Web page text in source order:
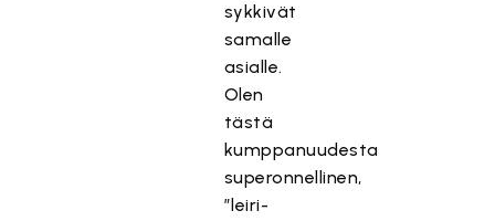
sykkivät
samalle
asialle.
Olen
tästä
kumppanuudesta
superonnellinen,
”leiri-